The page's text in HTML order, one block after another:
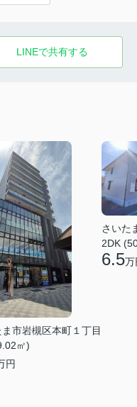
LINEで共有する
市岩槻区本町１丁目
㎡)
円
さいた
2DK
6.5万